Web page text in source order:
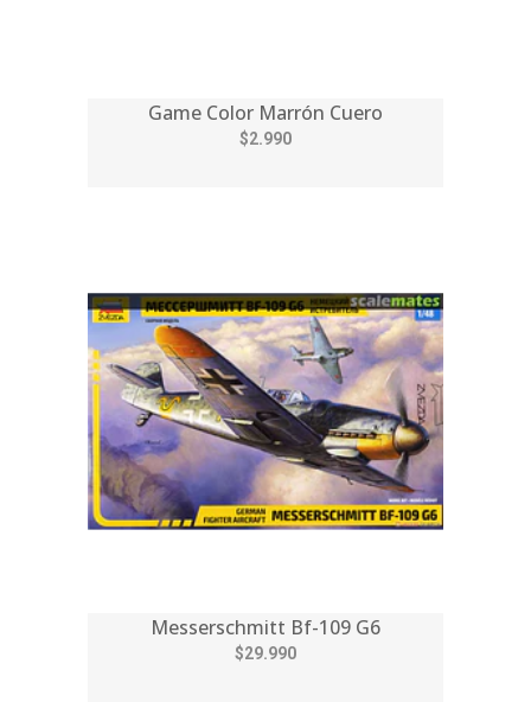
Game Color Marrón Cuero
$2.990
Messerschmitt Bf-109 G6
$29.990